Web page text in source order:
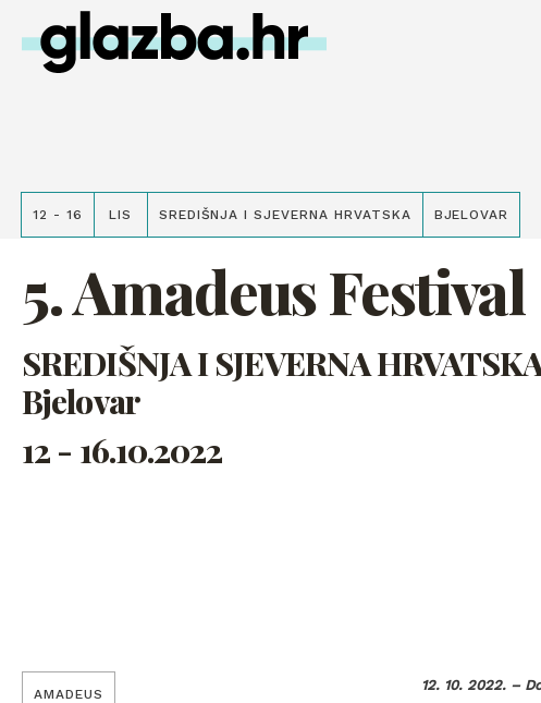
12 - 16 LIS SREDIŠNJA I SJEVERNA HRVATSKA BJELOVAR
5. Amadeus Festival
SREDIŠNJA I SJEVERNA HRVATSKA
Bjelovar
12 - 16.10.2022
AMADEUS
12. 10. 2022. –